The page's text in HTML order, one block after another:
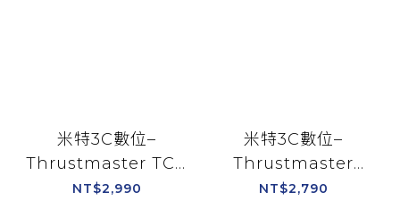
米特3C數位–
Thrustmaster TCA
Sidestick Airbus
NT$2,990
米特3C數位–
Thrustmaster
T16000M FCS 圖馬
NT$2,790